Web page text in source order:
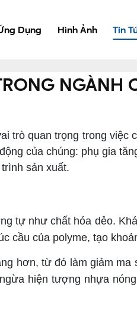
Dụng Hình Ảnh Tin
NGÀNH
quan trọng trong việc
của chúng: phụ gia
sản xuất.
tự như chất hóa dẻo.
cầu của polyme, tạo
hơn, từ đó làm giảm
hiện tượng nhựa